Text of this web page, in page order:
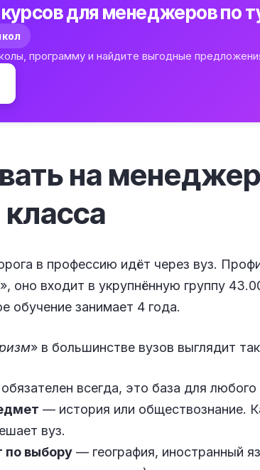
для менеджеров по
программу и найдите выгодные
на
класса
в профессию идёт через вуз.
», оно входит в укрупнённую группу
обучение занимает 4 года.
» в большинстве вузов выглядит
всегда, это база для любого
— история или обществознание.
вуз.
по выбору — география, иностранный